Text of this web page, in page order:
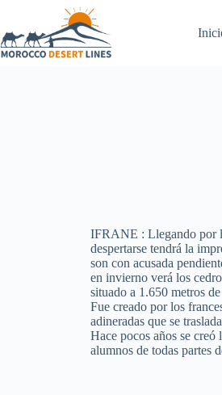
IFRANE : Llegando por
despertarse tendrá la
son con acusada
en invierno verá los
situado a 1.650 metros
Fue creado por los
adineradas que se
Hace pocos años se
alumnos de todas partes